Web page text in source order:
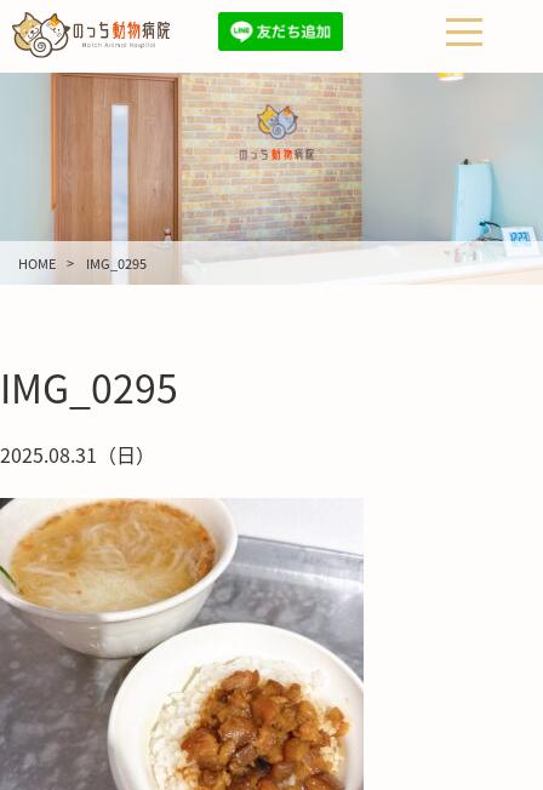
HOME IMG_0295
IMG_0295
2025.08.31（日）